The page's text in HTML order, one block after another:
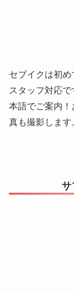
セブイクは初
スタッフ対応
本語でご案内
真も撮影します
サ